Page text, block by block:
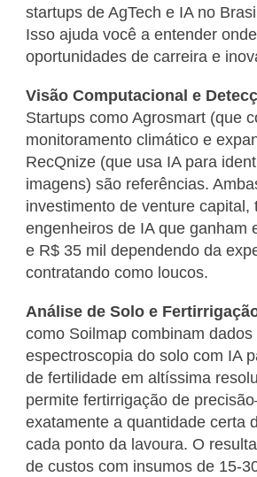
startups de AgTech e IA no
Isso ajuda você a entender
oportunidades de carreira e
Visão Computacional e
Startups como Agrosmart (que
monitoramento climático e
RecQnize (que usa IA para
imagens) são referências.
investimento de venture capital,
engenheiros de IA que ganham
e R$ 35 mil dependendo da
contratando como loucos.
Análise de Solo e
como Soilmap combinam dados
espectroscopia do solo com IA
de fertilidade em altíssima
permite fertirrigação de
exatamente a quantidade certa
cada ponto da lavoura. O
de custos com insumos de 15-